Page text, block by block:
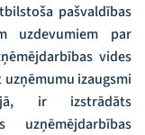
pašvaldības
uzdevumiem par
vides
izaugsmi
ir izstrādāts
uzņēmējdarbības